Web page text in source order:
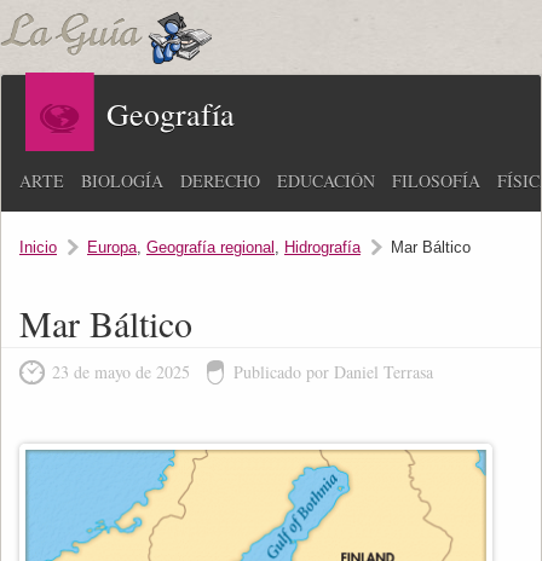
Geografía
ARTE BIOLOGÍA DERECHO EDUCACIÓN FILOSOFÍA
Inicio Europa, Geografía regional , Hidrografía Mar Báltico
Mar Báltico
23 de mayo de 2025 Publicado por Daniel Terrasa